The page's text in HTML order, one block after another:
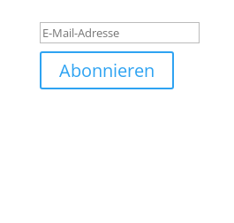
Abonnieren